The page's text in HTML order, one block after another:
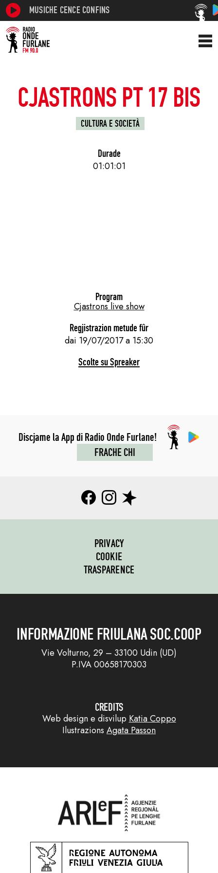
MUSICHE CENCE CONFINS
CJASTRONS PT 17 BIS
CULTURA E SOCIETÀ
Durade
01:01:01
Program
Cjastrons live show
Regjistrazion metude fûr
dai 19/07/2017 a 15:30
Scolte su Spreaker
Discjame la App di Radio Onde Furlane!
FRACHE CHI
PRIVACY
COOKIE
TRASPARENCE
INFORMAZIONE FRIULANA SOC.COOP
Vie Volturno, 29 – 33100 Udin (UD)
P.IVA 00658170303
CREDITS
Web design e disvilup Katia Coppo
Ilustrazions Agata Passon